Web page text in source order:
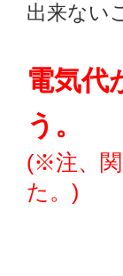
出来ない
電気代
う。
(※注、関
た。)